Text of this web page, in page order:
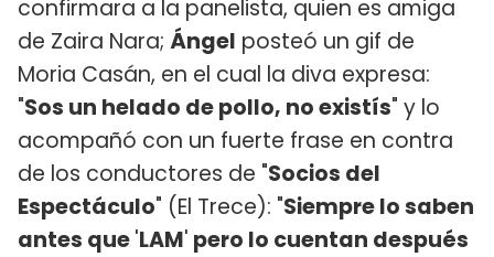
confirmara a la panelista, quien es amiga
de Zaira Nara; Ángel posteó un gif de
Moria Casán, en el cual la diva expresa:
"Sos un helado de pollo, no existís" y lo
acompañó con un fuerte frase en contra
de los conductores de "Socios del
Espectáculo" (El Trece): "Siempre lo saben
antes que'LAM' pero lo cuentan después